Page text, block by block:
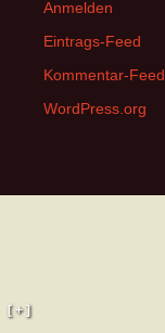
Anmelden
Eintrags-Feed
Kommentar-Feed
WordPress.org
[ + ]